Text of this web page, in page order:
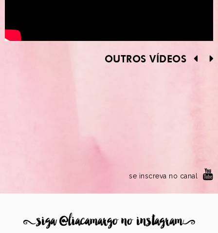
OUTROS VÍDEOS
se inscreva no canal
8siga @liacamargo no instagram9